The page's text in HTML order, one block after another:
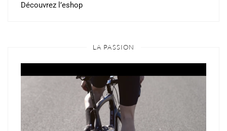
Découvrez l’eshop
LA PASSION